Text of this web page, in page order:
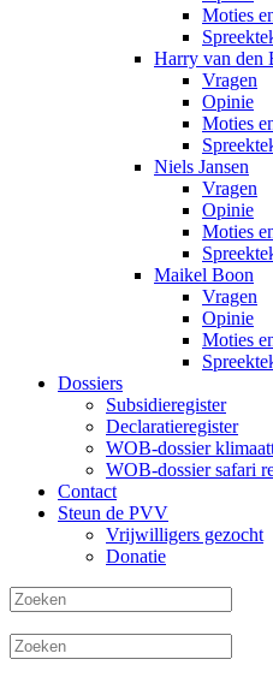
Moties
Harry van den
Vragen
Opinie
Moties
Niels Jansen
Vragen
Opinie
Moties
Maikel Boon
Vragen
Opinie
Moties
Dossiers
Subsidieregister
Declaratieregister
WOB-dossier
WOB-dossier safari
Contact
Steun de PVV
Vrijwilligers gezocht
Donatie